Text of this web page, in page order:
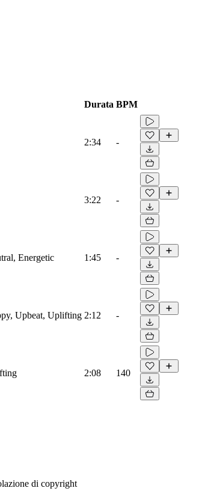
Durata BPM
2:34 -
3:22 -
Energetic 1:45 -
Upbeat, Uplifting 2:12 -
2:08 140
di copyright